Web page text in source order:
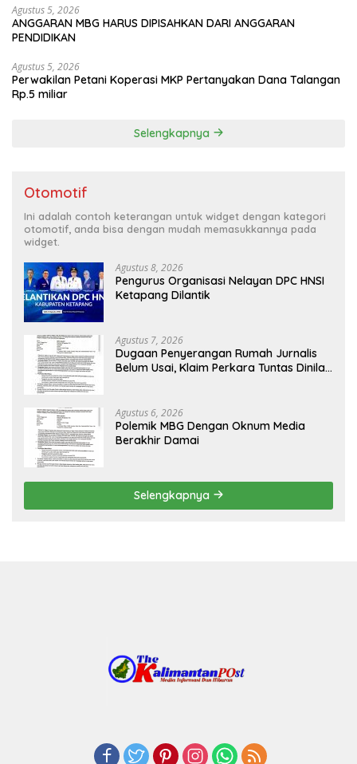
Agustus 5, 2026
ANGGARAN MBG HARUS DIPISAHKAN DARI ANGGARAN
PENDIDIKAN
Agustus 5, 2026
Perwakilan Petani Koperasi MKP Pertanyakan Dana Talangan
Rp.5 miliar
Selengkapnya
Otomotif
Ini adalah contoh keterangan untuk widget dengan kategori
otomotif, anda bisa dengan mudah memasukkannya pada
widget.
Agustus 8, 2026
Pengurus Organisasi Nelayan DPC HNSI
Ketapang Dilantik
Agustus 7, 2026
Dugaan Penyerangan Rumah Jurnalis
Belum Usai, Klaim Perkara Tuntas Dinilai
Agustus 6, 2026
Polemik MBG Dengan Oknum Media
Berakhir Damai
Selengkapnya